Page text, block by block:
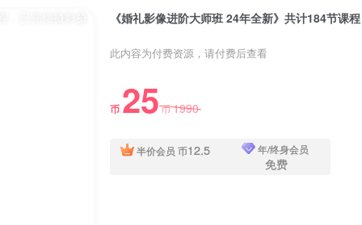
《婚礼影像进阶大师班 24年全新》共计184节课
此内容为付费资源，请付费后查看
币 25币1990
半价会员 币12.5 年/终身会员
免费